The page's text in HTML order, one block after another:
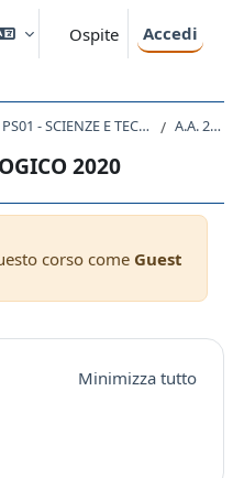
Ospite Accedi
PS01 - SCIENZE E TECNICHE PSICOLOGICHE A.A. 2020 - 2021
2020
corso come Guest
Minimizza tutto